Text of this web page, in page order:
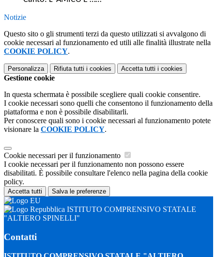
Notizie
Questo sito o gli strumenti terzi da questo utilizzati si avvalgono di
cookie necessari al funzionamento ed utili alle finalità illustrate nella
COOKIE POLICY.
Personalizza Rifiuta tutti i cookies Accetta tutti i cookies
Gestione cookie
In questa schermata è possibile scegliere quali cookie consentire.
I cookie necessari sono quelli che consentono il funzionamento della
piattaforma e non è possibile disabilitarli.
Per conoscere quali sono i cookie necessari al funzionamento potete
visionare la COOKIE POLICY.
Cookie necessari per il funzionamento
I cookie necessari per il funzionamento non possono essere
disabilitati. È possibile consultare l'elenco nella pagina della cookie
policy.
Accetta tutti Salva le preferenze
ISTITUTO COMPRENSIVO STATALE
"ALTIERO SPINELLI"
Contatti